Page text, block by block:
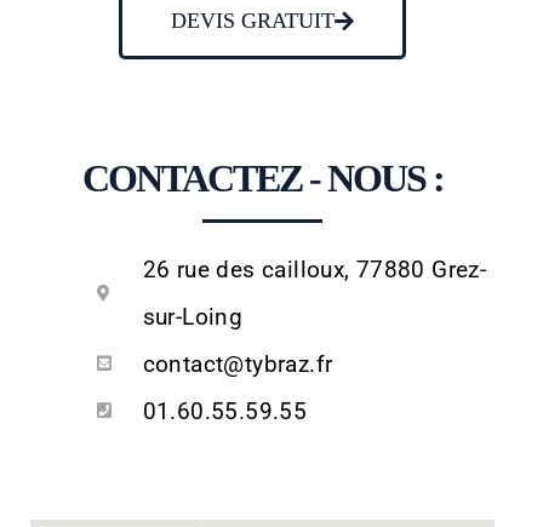
DEVIS GRATUIT
CONTACTEZ - NOUS :
26 rue des cailloux, 77880 Grez-
sur-Loing
contact@tybraz.fr
01.60.55.59.55